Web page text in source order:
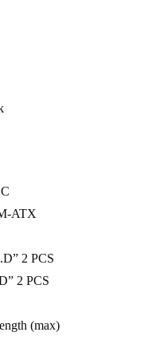
ATX
2 PCS
2 PCS
(max)